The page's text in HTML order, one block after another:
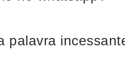
palavra